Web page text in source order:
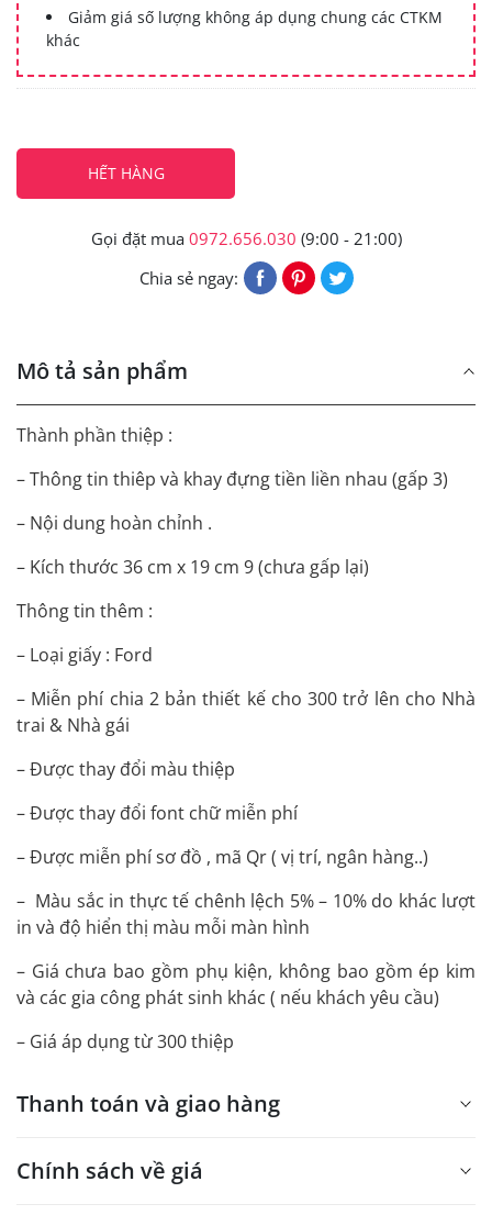
Giảm giá số lượng không áp dụng chung các CTKM
khác
HẾT HÀNG
Gọi đặt mua 0972.656.030 (9:00 - 21:00)
Chia sẻ ngay:
Mô tả sản phẩm
Thành phần thiệp :
– Thông tin thiêp và khay đựng tiền liền nhau (gấp 3)
– Nội dung hoàn chỉnh .
– Kích thước 36 cm x 19 cm 9 (chưa gấp lại)
Thông tin thêm :
– Loại giấy : Ford
– Miễn phí chia 2 bản thiết kế cho 300 trở lên cho Nhà
trai & Nhà gái
– Được thay đổi màu thiệp
– Được thay đổi font chữ miễn phí
– Được miễn phí sơ đồ , mã Qr ( vị trí, ngân hàng..)
– Màu sắc in thực tế chênh lệch 5% – 10% do khác lượt
in và độ hiển thị màu mỗi màn hình
– Giá chưa bao gồm phụ kiện, không bao gồm ép kim
và các gia công phát sinh khác ( nếu khách yêu cầu)
– Giá áp dụng từ 300 thiệp
Thanh toán và giao hàng
Chính sách về giá